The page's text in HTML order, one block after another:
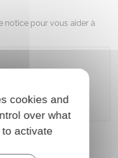
notice pour vous aider à
cookies and
over what
activate